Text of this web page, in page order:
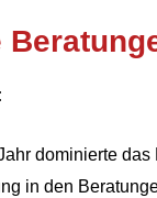
dominierte das
in den